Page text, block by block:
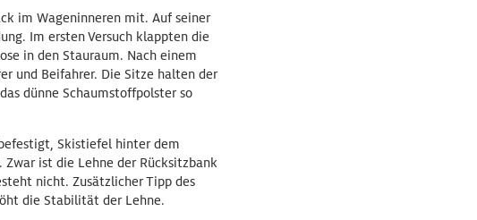
im Wageninneren mit. Auf seiner
Im ersten Versuch klappten die
in den Stauraum. Nach einem
und Beifahrer. Die Sitze halten der
dünne Schaumstoffpolster so
Skistiefel hinter dem
ist die Lehne der Rücksitzbank
nicht. Zusätzlicher Tipp des
die Stabilität der Lehne.